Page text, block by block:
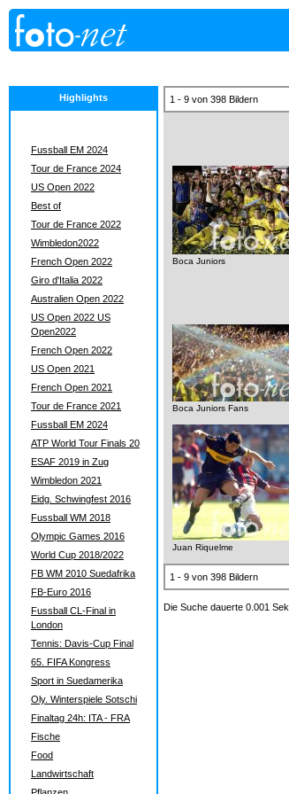
Highlights
Fussball EM 2024
Tour de France 2024
US Open 2022
Best of
Tour de France 2022
Wimbledon2022
French Open 2022
Giro d'Italia 2022
Australien Open 2022
US Open 2022 US
Open2022
French Open 2022
US Open 2021
French Open 2021
Tour de France 2021
Fussball EM 2024
ATP World Tour Finals 20
ESAF 2019 in Zug
Wimbledon 2021
Eidg. Schwingfest 2016
Fussball WM 2018
Olympic Games 2016
World Cup 2018/2022
FB WM 2010 Suedafrika
FB-Euro 2016
Fussball CL-Final in
London
Tennis: Davis-Cup Final
65. FIFA Kongress
Sport in Suedamerika
Oly. Winterspiele Sotschi
Finaltag 24h: ITA - FRA
Fische
Food
Landwirtschaft
1 - 9 von 398 Bildern
Boca Juniors
Boca Juniors Fans
Juan Riquelme
1 - 9 von 398 Bildern
Die Suche dauerte 0.001 Sek.